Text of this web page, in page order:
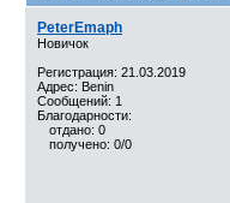
PeterEmaph
Новичок
Регистрация: 21.03.2019
Адрес: Benin
Сообщений: 1
Благодарности:
отдано: 0
получено: 0/0